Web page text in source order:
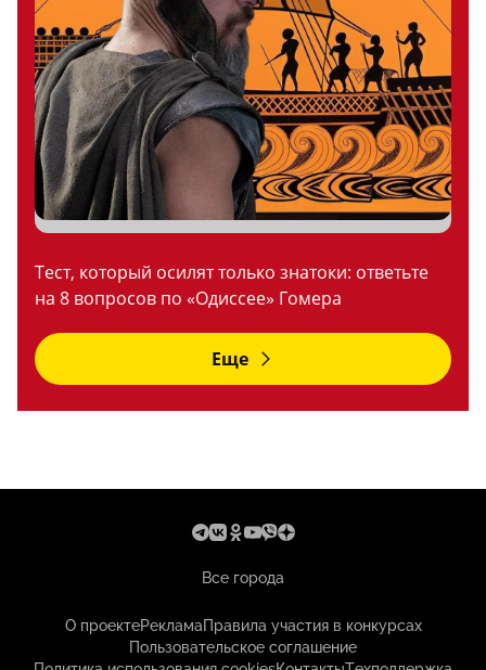
Тест, который осилят только знатоки: ответьте
на 8 вопросов по «Одиссее» Гомера
Еще
Все города
О проектеРекламаПравила участия в конкурсах
Пользовательское соглашение